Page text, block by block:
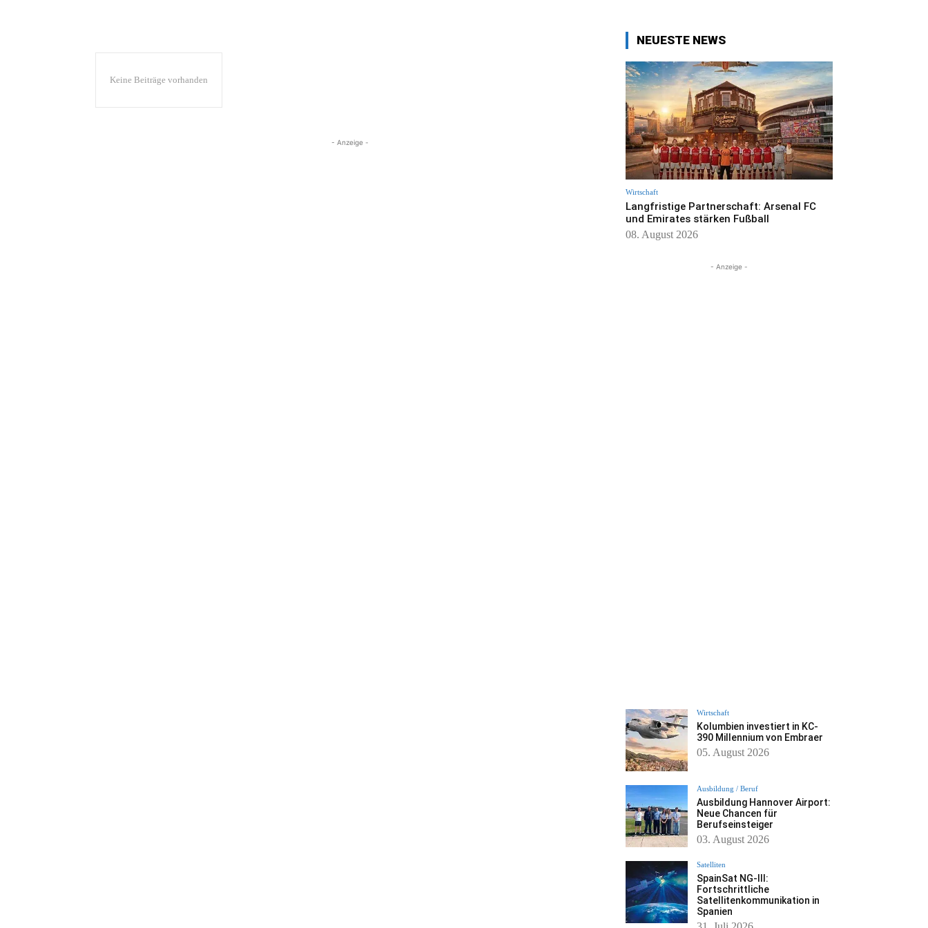
Keine Beiträge vorhanden
- Anzeige -
NEUESTE NEWS
Wirtschaft
Langfristige Partnerschaft: Arsenal FC
und Emirates stärken Fußball
08. August 2026
- Anzeige -
Wirtschaft
Kolumbien investiert in KC-
390 Millennium von Embraer
05. August 2026
Ausbildung / Beruf
Ausbildung Hannover Airport:
Neue Chancen für
Berufseinsteiger
03. August 2026
Satelliten
SpainSat NG-III:
Fortschrittliche
Satellitenkommunikation in
Spanien